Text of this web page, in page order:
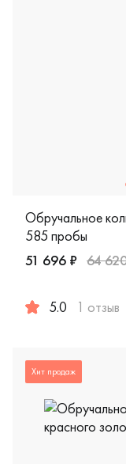
Обручальное
585 пробы
51 696 ₽ 64
5.0 1 отзыв
Хит продаж